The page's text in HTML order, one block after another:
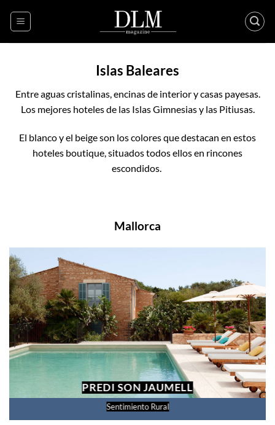
Islas Baleares
Entre aguas cristalinas, encinas de interior y casas payesas.
Los mejores hoteles de las Islas Gimnesias y las Pitiusas.
El blanco y el beige son los colores que destacan en estos
hoteles boutique, situados todos ellos en rincones
escondidos.
Mallorca
PREDI SON JAUMELL
Sentimiento Rural